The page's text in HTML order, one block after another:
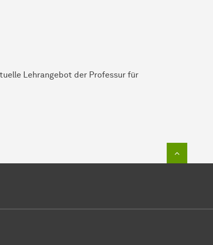
Lehrangebot der Professur für